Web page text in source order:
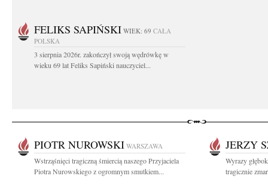
FELIKS SAPIŃSKI WIEK: 69 CAŁA
POLSKA
3 sierpnia 2026r. zakończył swoją wędrówkę w
wieku 69 lat Feliks Sapiński nauczyciel...
PIOTR NUROWSKI WARSZAWA
Wstrząśnięci tragiczną śmiercią naszego Przyjaciela
Piotra Nurowskiego z ogromnym smutkiem...
JERZY
Wyrazy
tragicznie